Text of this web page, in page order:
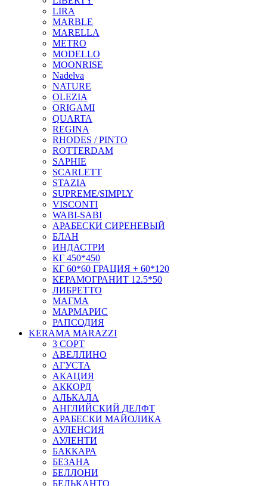
LIRA
MARBLE
MARELLA
METRO
MODELLO
MOONRISE
Nadelva
NATURE
OLEZIA
ORIGAMI
QUARTA
REGINA
RHODES / PINTO
ROTTERDAM
SAPHIE
SCARLETT
STAZIA
SUPREME/SIMPLY
VISCONTI
WABI-SABI
АРАБЕСКИ СИРЕНЕВЫЙ
БЛАН
ИНДАСТРИ
КГ 450*450
КГ 60*60 ГРАЦИЯ + 60*120
КЕРАМОГРАНИТ 12.5*50
ЛИБРЕТТО
МАГМА
МАРМАРИС
РАПСОДИЯ
KERAMA MARAZZI
3 СОРТ
АВЕЛЛИНО
АГУСТА
АКАЦИЯ
АККОРД
АЛЬКАЛА
АНГЛИЙСКИЙ ДЕЛФТ
АРАБЕСКИ МАЙОЛИКА
АУЛЕНСИЯ
АУЛЕНТИ
БАККАРА
БЕЗАНА
БЕЛЛОНИ
БЕЛЬКАНТО